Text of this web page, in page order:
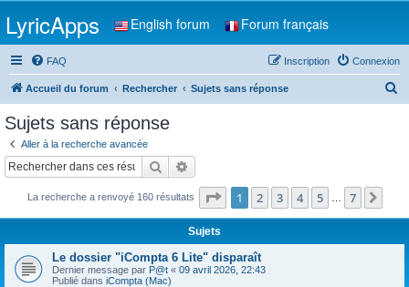
LyricApps English forum Forum français
FAQ Connexion
Inscription
Accueil du forum Rechercher Sujets sans réponse
c
Sujets sans réponse
Aller à la recherche avancée
Rechercher
La recherche a renvoyé 160 résultats Page 1sur7
1 2 3 4 5 7
Sujets
Le dossier "iCompta 6 Lite" disparaît
Dernier message par P@t « 09 avril 2026, 22:43
Publié dans iCompta (Mac)